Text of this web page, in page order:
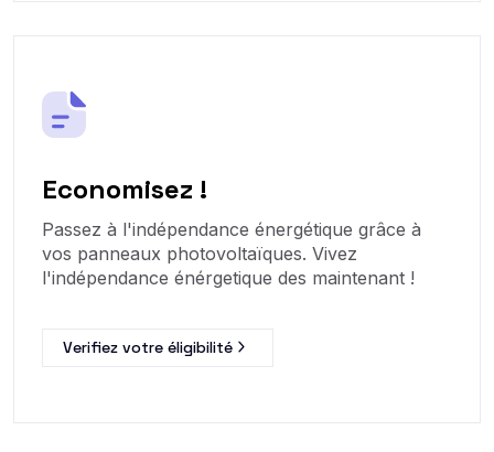
Economisez !
Passez à l'indépendance énergétique grâce à
vos panneaux photovoltaïques. Vivez
l'indépendance énérgetique des maintenant !
Verifiez votre éligibilité